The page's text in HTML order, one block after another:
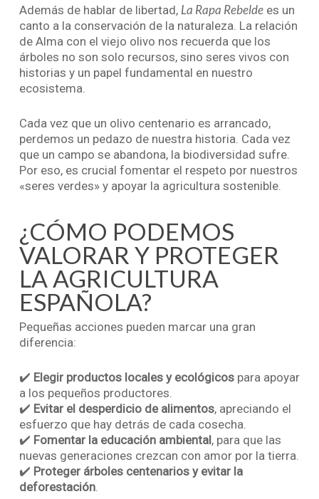
Además de hablar de libertad, La Rapa Rebeldees un
canto a la conservación de la naturaleza. La relación
de Alma con el viejo olivo nos recuerda que los
árboles no son solo recursos, sino seres vivos con
historias y un papel fundamental en nuestro
ecosistema.
Cada vez que un olivo centenario es arrancado,
perdemos un pedazo de nuestra historia. Cada vez
que un campo se abandona, la biodiversidad sufre.
Por eso, es crucial fomentar el respeto por nuestros
«seres verdes» y apoyar la agricultura sostenible.
¿CÓMO PODEMOS
VALORAR Y PROTEGER
LA AGRICULTURA
ESPAÑOLA?
Pequeñas acciones pueden marcar una gran
diferencia:
✔️ Elegir productos locales y ecológicospara apoyar
a los pequeños productores.
✔️ Evitar el desperdicio de alimentos, apreciando el
esfuerzo que hay detrás de cada cosecha.
✔️ Fomentar la educación ambiental, para que las
nuevas generaciones crezcan con amor por la tierra.
✔️ Proteger árboles centenarios y evitar la
deforestación.